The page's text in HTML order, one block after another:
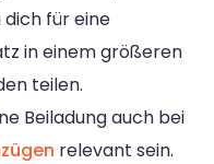
dich für eine
in einem größeren
teilen.
Beiladung auch bei
relevant sein.